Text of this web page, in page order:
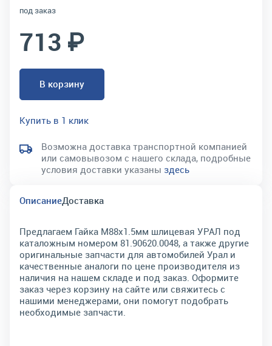
под заказ
713 ₽
В корзину
Купить в 1 клик
Возможна доставка транспортной компанией
или самовывозом с нашего склада, подробные
условия доставки указаны здесь
ОписаниеДоставка
Предлагаем Гайка М88х1.5мм шлицевая УРАЛ под
каталожным номером 81.90620.0048, а также другие
оригинальные запчасти для автомобилей Урал и
качественные аналоги по цене производителя из
наличия на нашем складе и под заказ. Оформите
заказ через корзину на сайте или свяжитесь с
нашими менеджерами, они помогут подобрать
необходимые запчасти.